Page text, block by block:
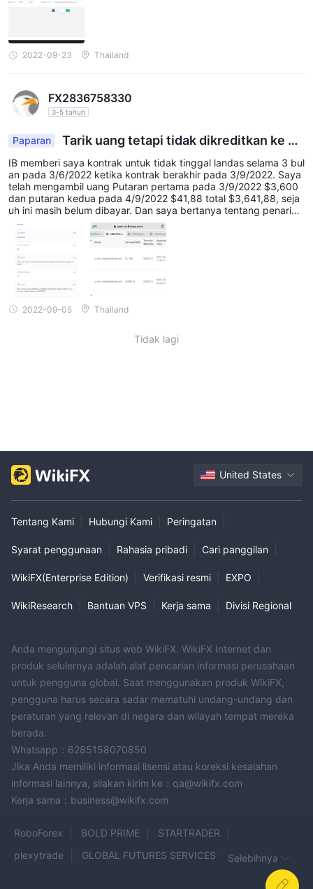
2022-09-23 Thailand
FX2836758330
3-5 tahun
Paparan
Tarik uang tetapi tidak dikreditkan ke ak
un
IB memberi saya kontrak untuk tidak tinggal landas selama 3 bul
an pada 3/6/2022 ketika kontrak berakhir pada 3/9/2022. Saya
telah mengambil uang Putaran pertama pada 3/9/2022 $3,600
dan putaran kedua pada 4/9/2022 $41,88 total $3,641,88, seja
uh ini masih belum dibayar. Dan saya bertanya tentang penarika
n uang, tetapi uangnya belum diterima, dia hanya memberi tahu
saya bahwa sedang dalam proses pengecekan. Dan saya terus
bertanya apakah perlu waktu lama untuk memeriksa dan dia dia
m. Setelah itu dia memblokir kontak.
2022-09-05 Thailand
Tidak lagi
United States
Tentang Kami Hubungi Kami Peringatan
Syarat penggunaan Rahasia pribadi Cari panggilan
WikiFX(Enterprise Edition) Verifikasi resmi EXPO
WikiResearch Bantuan VPS Kerja sama Divisi Regional
Anda mengunjungi situs web WikiFX. WikiFX Internet dan
produk selulernya adalah alat pencarian informasi perusahaan
untuk pengguna global. Saat menggunakan produk WikiFX,
pengguna harus secara sadar mematuhi undang-undang dan
peraturan yang relevan di negara dan wilayah tempat mereka
berada.
Whatsapp：6285158070850
Jika Anda memiliki informasi lisensi atau koreksi kesalahan
informasi lainnya, silakan kirim ke：qa@wikifx.com
Kerja sama：business@wikifx.com
RoboForex BOLD PRIME
STARTRADER
plexytrade
GLOBAL FUTURES SERVICES
Kudo
Selebihnya